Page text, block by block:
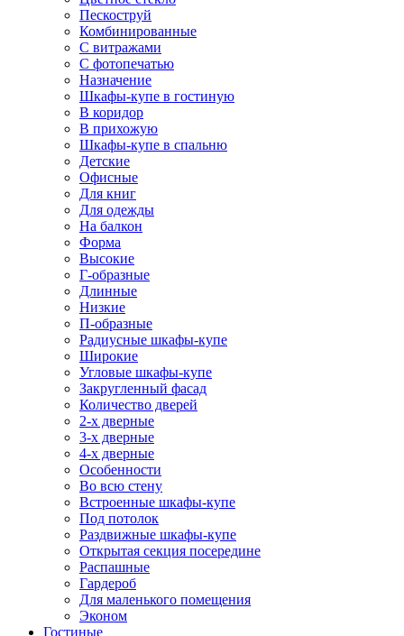
Пескоструй
Комбинированные
С витражами
С фотопечатью
Назначение
Шкафы-купе в гостиную
В коридор
В прихожую
Шкафы-купе в спальню
Детские
Офисные
Для книг
Для одежды
На балкон
Форма
Высокие
Г-образные
Длинные
Низкие
П-образные
Радиусные шкафы-купе
Широкие
Угловые шкафы-купе
Закругленный фасад
Количество дверей
2-х дверные
3-х дверные
4-х дверные
Особенности
Во всю стену
Встроенные шкафы-купе
Под потолок
Раздвижные шкафы-купе
Открытая секция посередине
Распашные
Гардероб
Для маленького помещения
Эконом
Гостиные